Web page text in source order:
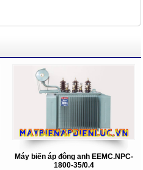
Máy biến áp đông anh EEMC.NPC-
1800-35/0.4